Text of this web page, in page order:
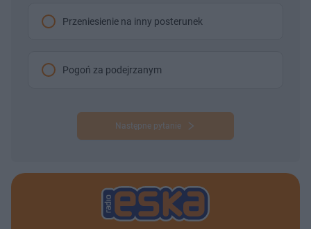
Przeniesienie na inny posterunek
Pogoń za podejrzanym
Następne pytanie